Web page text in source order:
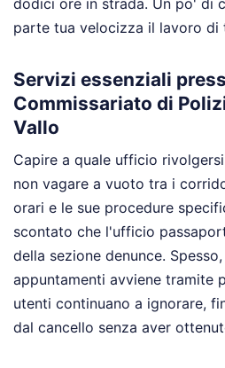
parte tua velocizza il lavoro di
Servizi essenziali
Commissariato di
Vallo
Capire a quale ufficio
non vagare a vuoto tra i
orari e le sue procedure
scontato che l'ufficio
della sezione denunce.
appuntamenti avviene tramite
utenti continuano a ignorare,
dal cancello senza aver